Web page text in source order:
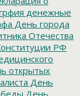
денежные
День города
Отечества
РФ
открытых
День
День